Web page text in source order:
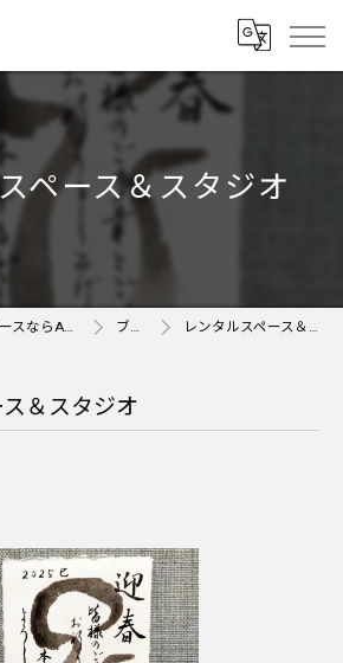
ペース＆スタジオ
銀座のレンタルスペースならAnother ONE＋ ブログ レンタルスペース＆スタジオ
＆スタジオ